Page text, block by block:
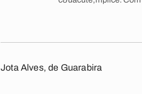
Jota Alves, de Guarabira